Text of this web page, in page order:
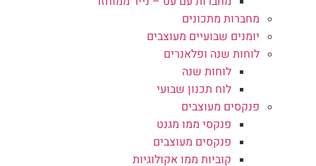
מחברות מתכונים
יומנים שבועיים מעוצבים
לוחות שנה ופלאנרים
לוחות שנה
לוח תכנון שבועי
פנקסים מעוצבים
פנקסי ממו מגנט
פנקסים מעוצבים
קוביות ממו אקולוגיות